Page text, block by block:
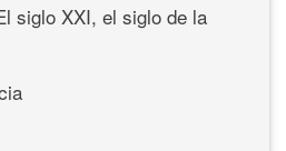
siglo XXI, el siglo de la